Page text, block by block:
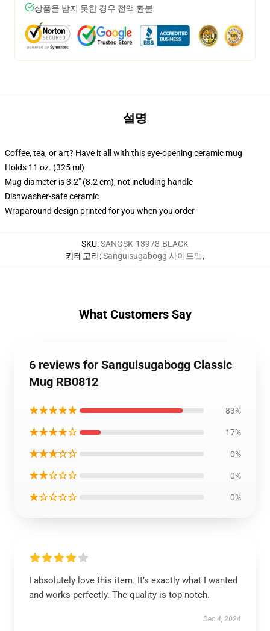
상품을 받지 못한 경우 전액 환불
설명
Coffee, tea, or art? Have it all with this eye-opening ceramic mug
Holds 11 oz. (325 ml)
Mug diameter is 3.2" (8.2 cm), not including handle
Dishwasher-safe ceramic
Wraparound design printed for you when you order
SKU:SANGSK-13978-BLACK
카테고리:Sanguisugabogg 사이트맵,
What Customers Say
6 reviews for Sanguisugabogg Classic
Mug RB0812
★★★★★ 83%
★★★★☆ 17%
★★★☆☆ 0%
★★☆☆☆ 0%
★☆☆☆☆ 0%
I absolutely love this item. It’s exactly what I wanted
and works perfectly. The quality is top-notch.
Dec 4, 2024